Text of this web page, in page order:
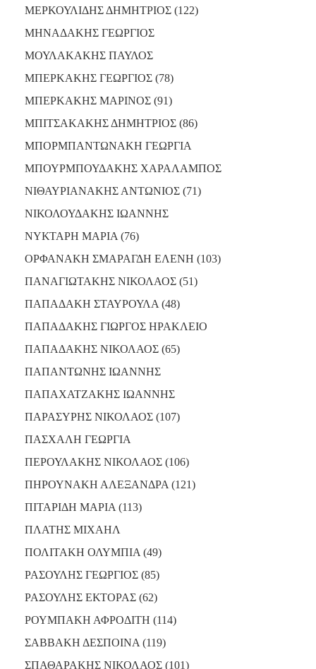
ΜΕΡΚΟΥΛΙΔΗΣ ΔΗΜΗΤΡΙΟΣ (122)
ΜΗΝΑΔΑΚΗΣ ΓΕΩΡΓΙΟΣ
ΜΟΥΛΑΚΑΚΗΣ ΠΑΥΛΟΣ
ΜΠΕΡΚΑΚΗΣ ΓΕΩΡΓΙΟΣ (78)
ΜΠΕΡΚΑΚΗΣ ΜΑΡΙΝΟΣ (91)
ΜΠΙΤΣΑΚΑΚΗΣ ΔΗΜΗΤΡΙΟΣ (86)
ΜΠΟΡΜΠΑΝΤΩΝΑΚΗ ΓΕΩΡΓΙΑ
ΜΠΟΥΡΜΠΟΥΔΑΚΗΣ ΧΑΡΑΛΑΜΠΟΣ
ΝΙΘΑΥΡΙΑΝΑΚΗΣ ΑΝΤΩΝΙΟΣ (71)
ΝΙΚΟΛΟΥΔΑΚΗΣ ΙΩΑΝΝΗΣ
ΝΥΚΤΑΡΗ ΜΑΡΙΑ (76)
ΟΡΦΑΝΑΚΗ ΣΜΑΡΑΓΔΗ ΕΛΕΝΗ (103)
ΠΑΝΑΓΙΩΤΑΚΗΣ ΝΙΚΟΛΑΟΣ (51)
ΠΑΠΑΔΑΚΗ ΣΤΑΥΡΟΥΛΑ (48)
ΠΑΠΑΔΑΚΗΣ ΓΙΩΡΓΟΣ ΗΡΑΚΛΕΙΟ
ΠΑΠΑΔΑΚΗΣ ΝΙΚΟΛΑΟΣ (65)
ΠΑΠΑΝΤΩΝΗΣ ΙΩΑΝΝΗΣ
ΠΑΠΑΧΑΤΖΑΚΗΣ ΙΩΑΝΝΗΣ
ΠΑΡΑΣΥΡΗΣ ΝΙΚΟΛΑΟΣ (107)
ΠΑΣΧΑΛΗ ΓΕΩΡΓΙΑ
ΠΕΡΟΥΛΑΚΗΣ ΝΙΚΟΛΑΟΣ (106)
ΠΗΡΟΥΝΑΚΗ ΑΛΕΞΑΝΔΡΑ (121)
ΠΙΤΑΡΙΔΗ ΜΑΡΙΑ (113)
ΠΛΑΤΗΣ ΜΙΧΑΗΛ
ΠΟΛΙΤΑΚΗ ΟΛΥΜΠΙΑ (49)
ΡΑΣΟΥΛΗΣ ΓΕΩΡΓΙΟΣ (85)
ΡΑΣΟΥΛΗΣ ΕΚΤΟΡΑΣ (62)
ΡΟΥΜΠΑΚΗ ΑΦΡΟΔΙΤΗ (114)
ΣΑΒΒΑΚΗ ΔΕΣΠΟΙΝΑ (119)
ΣΠΑΘΑΡΑΚΗΣ ΝΙΚΟΛΑΟΣ (101)